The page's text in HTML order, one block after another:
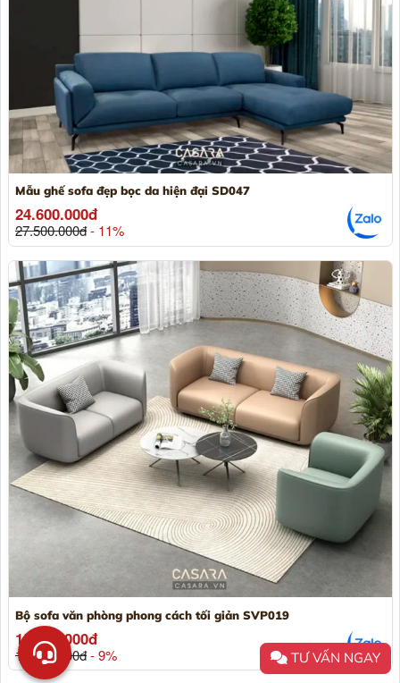
Mẫu ghế sofa đẹp bọc da hiện đại SD047
24.600.000đ
27.500.000đ- 11%
Bộ sofa văn phòng phong cách tối giản SVP019
15.900.000đ
17.500.000đ- 9% TƯ VẤN NGAY